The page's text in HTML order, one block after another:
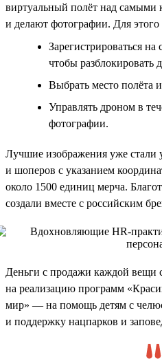
виртуальный полёт над самыми
и делают фотографии. Для
Зарегистрироваться
чтобы разблокировать
Выбрать место полёта
Управлять дроном в
фотографии.
Лучшие изображения уже стали
и шоперов с указанием
около 1500 единиц мерча.
создали вместе с российским
Деньги с продажи каждой вещи
на реализацию программ
мир» — на помощь детям с
и поддержку нацпарков и